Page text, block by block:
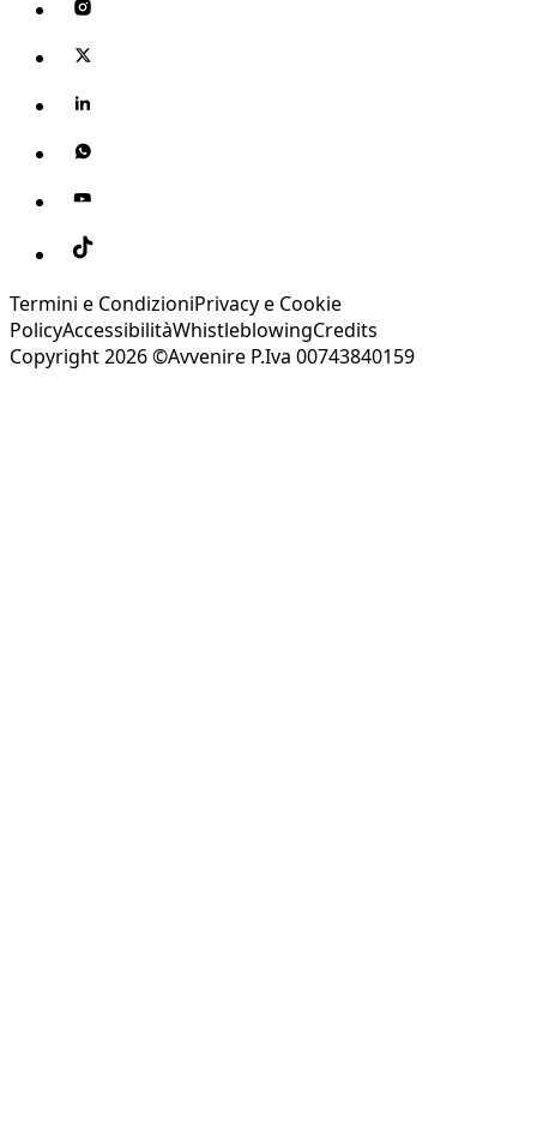
Termini e CondizioniPrivacy e Cookie
PolicyAccessibilitàWhistleblowingCredits
Copyright 2026 ©Avvenire P.Iva 00743840159